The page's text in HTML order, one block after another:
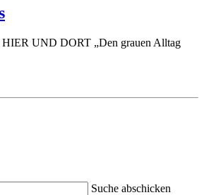
UND DORT „Den grauen Alltag
Suche abschicken